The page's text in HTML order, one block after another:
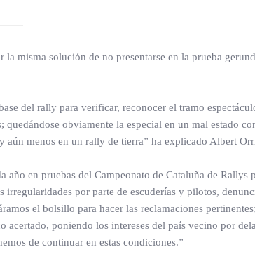
misma solución de no presentarse en la prueba
del rally para verificar, reconocer el tramo
obviamente la especial en un mal estado
aún menos en un rally de tierra” ha explicado Albert
en pruebas del Campeonato de Cataluña de
por parte de escuderías y pilotos,
el bolsillo para hacer las reclamaciones
poniendo los intereses del país vecino por
de continuar en estas condiciones.”